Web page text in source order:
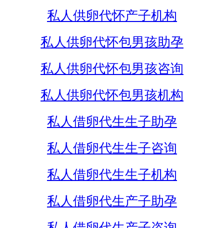
私人供卵代怀产子机构
私人供卵代怀包男孩助孕
私人供卵代怀包男孩咨询
私人供卵代怀包男孩机构
私人借卵代生生子助孕
私人借卵代生生子咨询
私人借卵代生生子机构
私人借卵代生产子助孕